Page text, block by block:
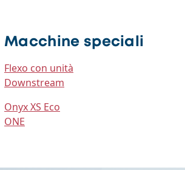
Macchine speciali
Flexo con unità
Downstream
Onyx XS Eco
ONE